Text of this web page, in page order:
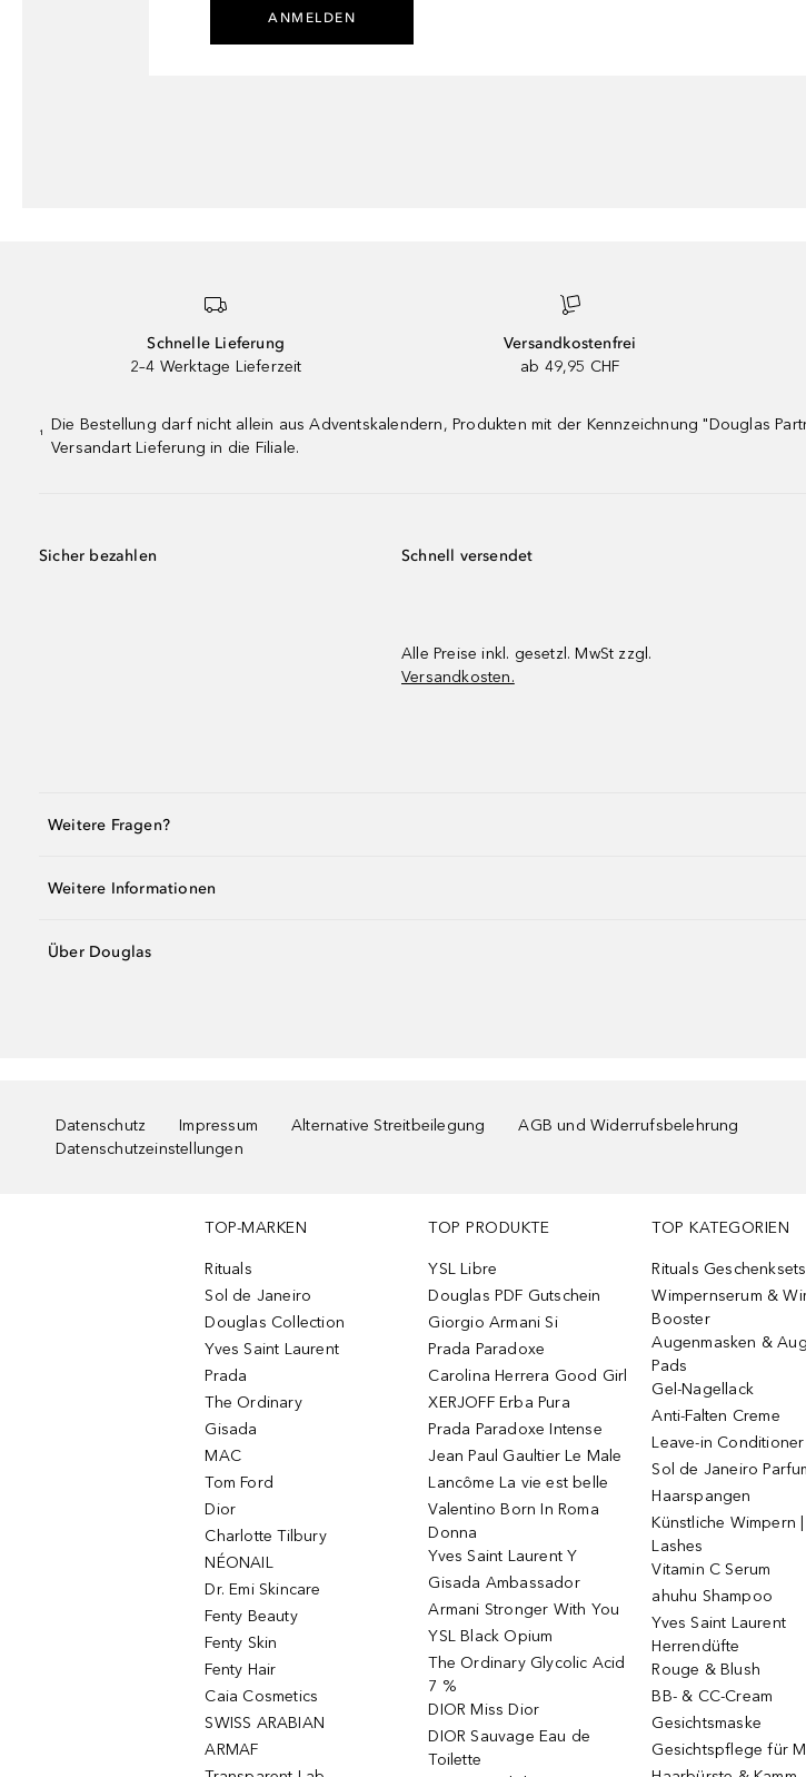
ANMELDEN
Schnelle Lieferung
2–4 Werktage Lieferzeit
Versandkostenfrei
ab 49,95 CHF
¹
Die Bestellung darf nicht allein aus Adventskalendern, Produkten mit der Kennzeichnung "Douglas
Versandart Lieferung in die Filiale.
Sicher bezahlen Schnell versendet
Alle Preise inkl. gesetzl. MwSt zzgl.
Versandkosten.
Weitere Fragen?
Weitere Informationen
Über Douglas
Datenschutz Impressum Alternative Streitbeilegung
AGB und Widerrufsbelehrung
Datenschutzeinstellungen
TOP-MARKEN
Rituals
Sol de Janeiro
Douglas Collection
Yves Saint Laurent
Prada
The Ordinary
Gisada
MAC
Tom Ford
Dior
Charlotte Tilbury
NÉONAIL
Dr. Emi Skincare
Fenty Beauty
Fenty Skin
Fenty Hair
Caia Cosmetics
SWISS ARABIAN
ARMAF
TOP PRODUKTE
YSL Libre
Douglas PDF Gutschein
Giorgio Armani Si
Prada Paradoxe
Carolina Herrera Good Girl
XERJOFF Erba Pura
Prada Paradoxe Intense
Jean Paul Gaultier Le Male
Lancôme La vie est belle
Valentino Born In Roma
Donna
Yves Saint Laurent Y
Gisada Ambassador
Armani Stronger With You
YSL Black Opium
The Ordinary Glycolic Acid
7 %
DIOR Miss Dior
DIOR Sauvage Eau de
Toilette
TOP KATEGORIEN
Rituals Geschenksets
Wimpernserum &
Booster
Augenmasken &
Pads
Gel-Nagellack
Anti-Falten Creme
Leave-in Conditioner
Sol de Janeiro
Haarspangen
Künstliche Wimpern |
Lashes
Vitamin C Serum
ahuhu Shampoo
Yves Saint Laurent
Herrendüfte
Rouge & Blush
BB- & CC-Cream
Gesichtsmaske
Gesichtspflege für